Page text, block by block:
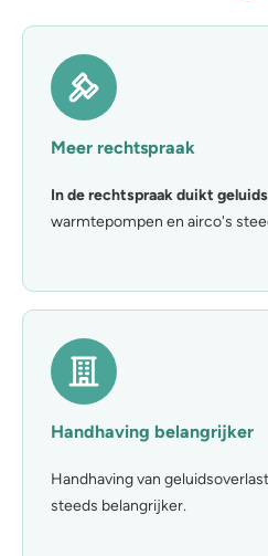
Meer rechtspraak
In de rechtspraak duikt
warmtepompen en airco's
Handhaving belangrijker
Handhaving van
steeds belangrijker.